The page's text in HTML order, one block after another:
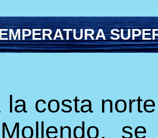
la costa